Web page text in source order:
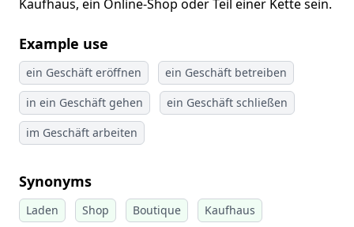
Kaufhaus, ein Online-Shop oder Teil einer Kette sein.
Example use
ein Geschäft eröffnen
ein Geschäft betreiben
in ein Geschäft gehen
ein Geschäft schließen
im Geschäft arbeiten
Synonyms
Laden Shop Boutique Kaufhaus